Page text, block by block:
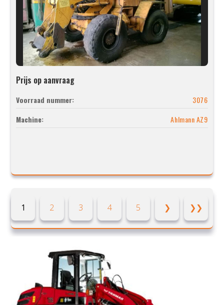
Prijs op aanvraag
Voorraad nummer:
3076
Machine:
Ahlmann AZ9
1 2 3 4 5 ❯ ❯❯